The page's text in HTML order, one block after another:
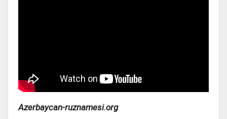
Azerbaycan-ruznamesi.org